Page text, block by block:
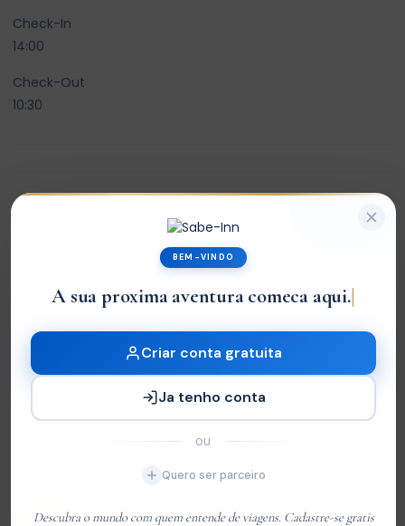
Check-In
14:00
Check-Out
10:30
Avaliações
0/5
Not rated
BEM-VINDO
A sua proxima aventura comeca aqui.
Criar conta gratuita
Ja tenho conta
OU
Quero ser parceiro
Descubra o mundo com quem entende de viagens. Cadastre-se gratis